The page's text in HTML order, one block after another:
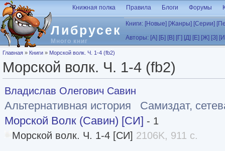
Перейти к основному содержанию
Либрусек
Много книг
Книжная полка Правила Блоги Форумы
Книги: [Новые] [Жанры] [Серии]
Авторы: [А] [Б] [В] [Г] [Д] [Е] [Ж] [З]
Вы здесь
Главная » Книги » Морской волк. Ч. 1-4 (fb2)
Морской волк. Ч. 1-4 (fb2)
Владислав Олегович Савин
Альтернативная история
Самиздат,
Морской Волк (Савин) [СИ] - 1
Морской волк. Ч. 1-4 [СИ] 2106K, 911 с.